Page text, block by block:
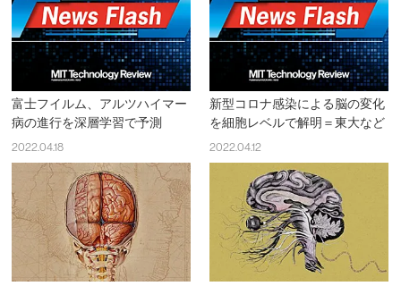
富士フイルム、アルツハイマー
病の進行を深層学習で予測
2022.04.18
新型コロナ感染による脳の変化
を細胞レベルで解明＝東大など
2022.04.12